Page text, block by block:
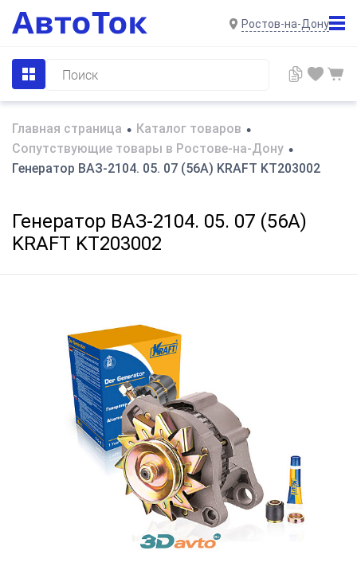
Ростов-на-Дону
Главная страница • Каталог товаров •
Сопутствующие товары в Ростове-на-Дону •
Генератор ВАЗ-2104. 05. 07 (56А) KRAFT KT203002
Генератор ВАЗ-2104. 05. 07 (56А)
KRAFT KT203002